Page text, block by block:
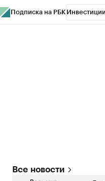
Подписка на РБК Инвестиции
Все новости